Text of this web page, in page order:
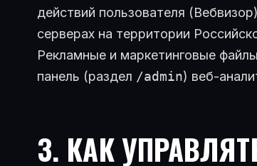
действий пользователя
серверах на территории
Рекламные и маркетинговые
панель (раздел /admin) веб-
3. КАК